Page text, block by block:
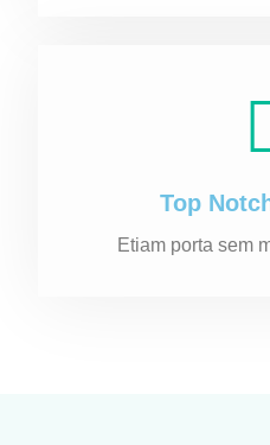
Top
Etiam porta sem